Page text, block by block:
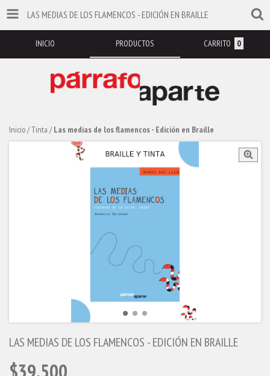
LAS MEDIAS DE LOS FLAMENCOS - EDICIÓN EN BRAILLE
INICIO PRODUCTOS CARRITO 0
Inicio/Tinta / Las medias de los flamencos - Edición en Braille
LAS MEDIAS DE LOS FLAMENCOS - EDICIÓN EN BRAILLE